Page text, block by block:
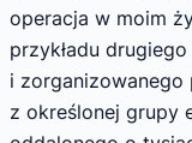
operacja w moim
przykładu
i
z określonej grupy